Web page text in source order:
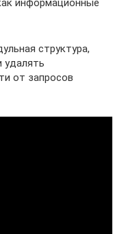
информационные
структура,
удалять
от запросов